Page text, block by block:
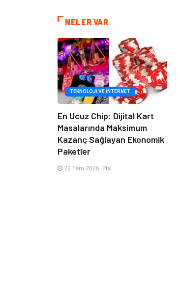
NELER VAR
TEKNOLOJI VE İNTERNET
En Ucuz Chip: Dijital Kart
Masalarında Maksimum
Kazanç Sağlayan Ekonomik
Paketler
20 Tem 2026, Pts